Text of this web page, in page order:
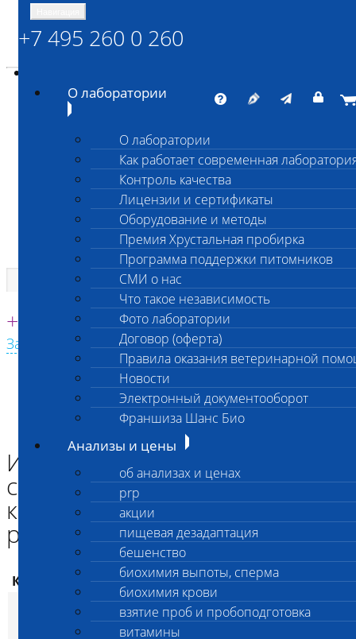
ШАНС БИО
Независимая ветеринарная лаборатория
Единая круглосуточная справочная
+7 495 260 0 260
Заказать звонок с сайта
+7 495 260 0 260
О лаборатории
О лаборатории
Как работает современная
Контроль качества
Лицензии и сертификаты
Оборудование и методы
Премия Хрустальная пробирка
Программа поддержки питомников
СМИ о нас
Что такое независимость
Фото лаборатории
Договор (оферта)
Правила оказания ветеринарной
Новости
Электронный документооборот
Франшиза Шанс Био
Анализы и цены
об анализах и ценах
prp
акции
пищевая дезадаптация
бешенство
биохимия выпоты, сперма
биохимия крови
взятие проб и пробоподготовка
витамины
Главная страница
Анализы и цены
ТОКСИКОЛОГИЯ
Исследование шерсти на содержание аллюминия, кадмия,
лития, мышьяка, ртути, свинца (6 показ)
Исследование шерсти на
содержание аллюминия,
кадмия, лития, мышьяка,
ртути, свинца (6 показ)
Код Наименование услуг Цена, руб.
Исследование
шерсти на